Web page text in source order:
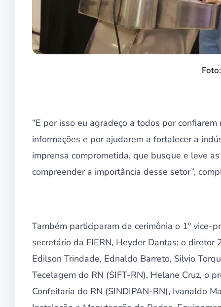
“E por isso eu agradeço a todos por
informações e por ajudarem a fortalecer a
imprensa comprometida, que busque e leve
compreender a importância desse setor”,
Também participaram da cerimônia o 1º vice-
secretário da FIERN, Heyder Dantas; o diretor
Edilson Trindade, Ednaldo Barreto, Silvio
Tecelagem do RN (SIFT-RN), Helane Cruz, o
Confeitaria do RN (SINDIPAN-RN), Ivanaldo